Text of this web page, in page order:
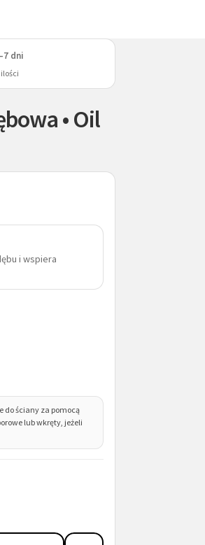
dni
• Oil
i wspiera
do ściany za pomocą
lub wkręty, jeżeli